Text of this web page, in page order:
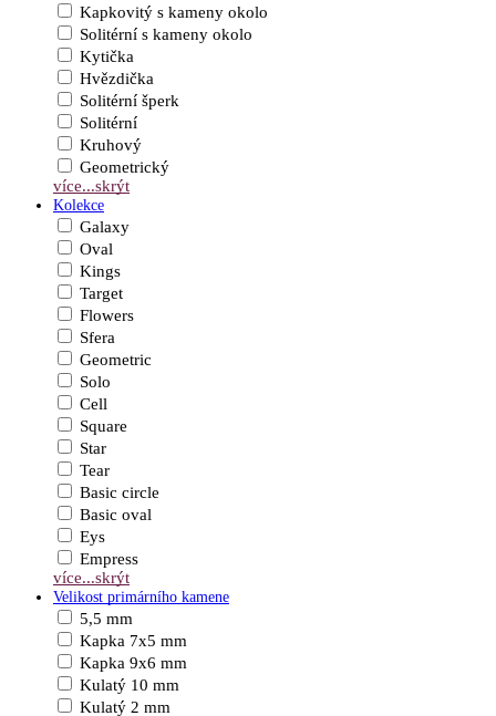
Kapkovitý s kameny okolo
Solitérní s kameny okolo
Kytička
Hvězdička
Solitérní šperk
Solitérní
Kruhový
Geometrický
více...skrýt
Kolekce
Galaxy
Oval
Kings
Target
Flowers
Sfera
Geometric
Solo
Cell
Square
Star
Tear
Basic circle
Basic oval
Eys
Empress
více...skrýt
Velikost primárního kamene
5,5 mm
Kapka 7x5 mm
Kapka 9x6 mm
Kulatý 10 mm
Kulatý 2 mm